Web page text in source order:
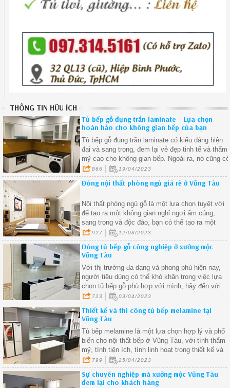
THÔNG TIN HỮU ÍCH
Tủ bếp gỗ đụng trần laminate - Lựa chọn
hoàn hảo cho không gian bếp của bạn
Tủ bếp gỗ đụng trần laminate có kiểu dáng hiện
đại và sang trọng, đem lại vẻ đẹp tinh tế và thẩm
mỹ cao cho không gian bếp. Ngoài ra, nó cũng có
nhiều màu sắc, hoa văn và họa tiết khác nhau,
giúp bạn dễ dàng lựa chọn theo phong cách thiết
kế nội thất của căn nhà
866 19/04/2023
Đóng nội thất phòng ngủ giá rẻ ở Vũng Tàu
Nội thất phòng ngủ gỗ là một lựa chọn tuyệt vời
để tạo ra một không gian nghỉ ngơi ấm cúng,
sang trọng và độc đáo, bạn có thể tạo ra một
không gian phòng ngủ thú vị và phản ánh cá tính
riêng của bạn.
927 12/08/2023
Đóng tủ bếp gỗ công nghiệp ở xưởng mộc
Vũng Tàu
Với thị trường đa dạng và phong phú hiện nay,
người tiêu dùng có thể khó khăn trong việc lựa
chọn tủ bếp gỗ phù hợp với mình, hãy đến với
mộc vũng tàu để mang khảo ngay những kiểu
dáng và phong cách của riêng mình
723 03/04/2023
Thiết kế và thi công tủ bếp melamine tại
Vũng Tàu
Tủ bếp melamine là một lựa chọn hợp lý và phổ
biến cho nội thất bếp ở Vũng Tàu, với tính thẩm
mỹ, tính tiện ích, tính linh hoạt trong thiết kế và
tính kinh tế, tủ bếp melamine đáp ứng được nhu
cầu của người dùng và mang lại vẻ đẹp hiện đại,
tiện nghi và tiết kiệm cho căn bếp của bạn.
799 25/04/2023
Sự chuyên nghiệp mà xưởng mộc Vũng Tàu
đem lại cho khách hàng